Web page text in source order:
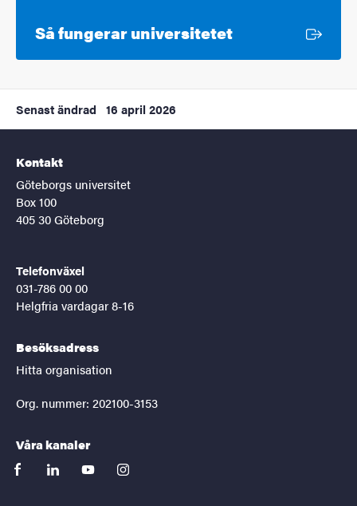
Så fungerar universitetetExtern länk
Senast ändrad 16 april 2026
Kontakt
Göteborgs universitet
Box 100
405 30 Göteborg
Telefonväxel
031-786 00 00
Helgfria vardagar 8-16
Besöksadress
Hitta organisation
Org. nummer: 202100-3153
Våra kanaler
facebooklinkedinyoutubeinstagram